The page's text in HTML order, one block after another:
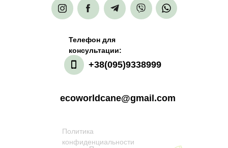
Телефон для
консультации:
+38(095)9338999
Политика
конфиденциальности
ecoworldcane@gmail.com